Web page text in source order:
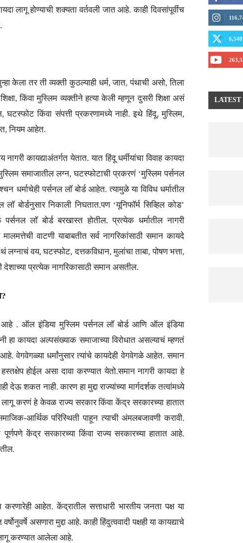
लागू होण्याची शक्यता वर्तवली जात आहे. काही दिवसांपूर्वीच
केला तर ती व्यक्ती कुठल्याही धर्म, जात, पंथाची असो, तिला
किंवा मुस्लिम व्यक्तीने हत्या केली म्हणून दुसरी शिक्षा असं
घटस्फोट किंवा संपत्ती प्रकरणामध्ये नाही. इथे हिंदू, मुस्लिम,
नियम आहेत.
कायद्याअंतर्गत येतात. यात हिंदू धर्मीयांचा विवाह कायदा
समाजातील लग्न, घटस्फोटाची प्रकरणं ‘मुस्लिम पर्सनल
धर्माचेही पर्सनल लॉ बोर्ड आहेत. त्यामुळे या विविध धर्मातील
बोर्डनुसार निकाली निघतात.पण ‘यूनिफॉर्म सिव्हिल कोड’
लॉ बोर्ड बरखास्त होतील. प्रत्येक धर्मातील नागरी
वाटणी याबाबतीत सर्व नागरिकांसाठी समान कायदे
लग्नाचं वय, घटस्फोट, दत्तकविधान, मुलांचा ताबा, पोषण भत्ता,
देशाच्या प्रत्येक नागरिकासाठी समान असतील.
. ऑल इंडिया मुस्लिम पर्सनल लॉ बोर्ड आणि ऑल इंडिया
हा कायदा अल्पसंख्याक समाजाच्या विरोधात असल्याचं म्हणतं
आहे. वेगवेगळ्या धर्मांनुसार त्यांचे कायदेही वेगवेगळे आहेत. समान
होईल असा दावा करण्यात येतो.समान नागरी कायदा हे
शकत नाही. कारण हा मुद्दा राज्यांच्या मार्गदर्शक तत्वांमध्ये
लागू करणं हे केवळ राज्य सरकार किंवा केंद्र सरकारच्या हातात
आर्थिक परिस्थिती पाहून त्याची अंमलबजावणी करावी.
पूर्णपणे केंद्र सरकारच्या किंवा राज्य सरकारच्या हातात आहे.
करणारेही आहेत. केंद्रातील सत्ताधारी भारतीय जनता पक्ष या
असणारा मुद्दा आहे. काही हिंदुत्ववादी पक्षही या कायद्याचे
लागू करण्यात आलेला आहे.
6,548
LATEST